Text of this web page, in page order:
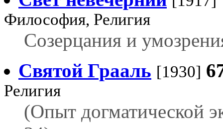
Философия, Религия
Созерцания и
Святой Грааль [1930]
Религия
(Опыт догматической